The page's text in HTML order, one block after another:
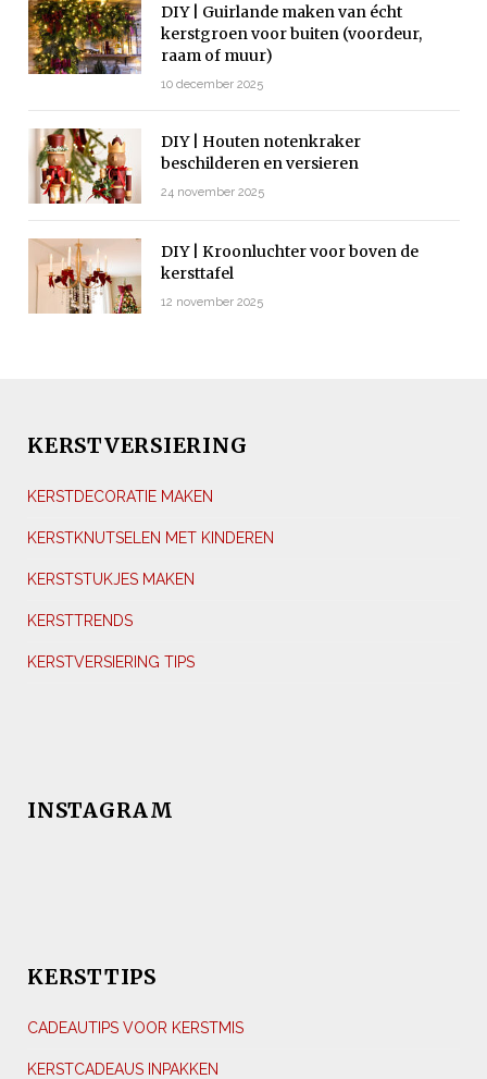
DIY | Guirlande maken van écht
kerstgroen voor buiten (voordeur,
raam of muur)
10 december 2025
DIY | Houten notenkraker
beschilderen en versieren
24 november 2025
DIY | Kroonluchter voor boven de
kersttafel
12 november 2025
KERSTVERSIERING
KERSTDECORATIE MAKEN
KERSTKNUTSELEN MET KINDEREN
KERSTSTUKJES MAKEN
KERSTTRENDS
KERSTVERSIERING TIPS
INSTAGRAM
KERSTTIPS
CADEAUTIPS VOOR KERSTMIS
KERSTCADEAUS INPAKKEN